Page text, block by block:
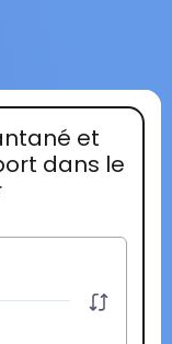
et
dans le